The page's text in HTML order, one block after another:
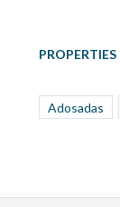
PROPERTIES
Adosadas